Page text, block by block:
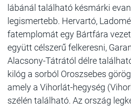
lábánál található késmárki
legismertebb. Hervartó,
fatemplomát egy Bártfára
együtt célszerű felkeresni,
Alacsony-Tátrától délre
kilóg a sorból Oroszsebes
amely a Vihorlát-hegység
szélén található. Az ország